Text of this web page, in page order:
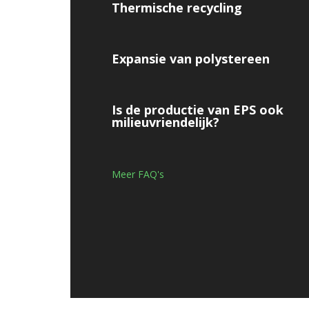
Thermische recycling
Expansie van polystereen
Is de productie van EPS ook
milieuvriendelijk?
Meer FAQ's